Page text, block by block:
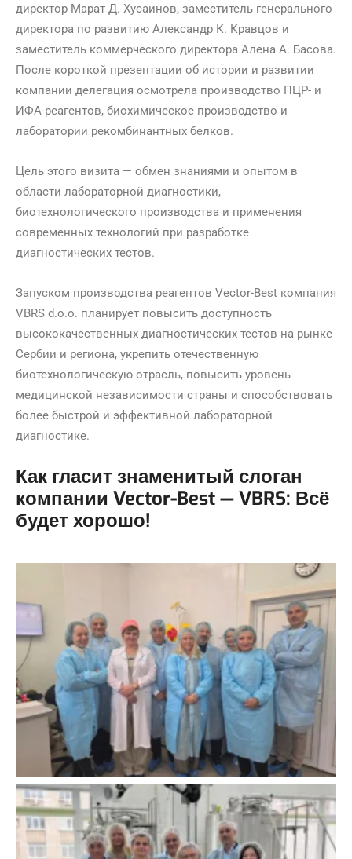
директор Марат Д. Хусаинов, заместитель генерального
директора по развитию Александр К. Кравцов и
заместитель коммерческого директора Алена А. Басова.
После короткой презентации об истории и развитии
компании делегация осмотрела производство ПЦР- и
ИФА-реагентов, биохимическое производство и
лаборатории рекомбинантных белков.
Цель этого визита — обмен знаниями и опытом в
области лабораторной диагностики,
биотехнологического производства и применения
современных технологий при разработке
диагностических тестов.
Запуском производства реагентов Vector-Best компания
VBRS d.o.o. планирует повысить доступность
высококачественных диагностических тестов на рынке
Сербии и региона, укрепить отечественную
биотехнологическую отрасль, повысить уровень
медицинской независимости страны и способствовать
более быстрой и эффективной лабораторной
диагностике.
Как гласит знаменитый слоган
компании Vector-Best — VBRS: Всё
будет хорошо!